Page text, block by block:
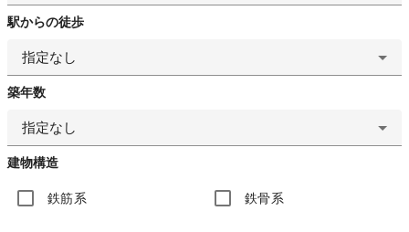
駅からの徒歩
指定なし
築年数
指定なし
建物構造
鉄筋系 鉄骨系